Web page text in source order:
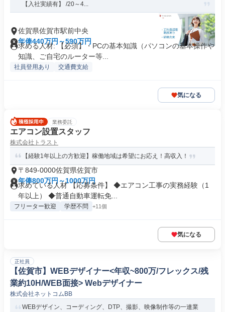
【入社実績有】 /20～4...
佐賀県佐賀市駅前中央
年俸440万円～590万円
求める人材: 【必須】・PCの基本知識（パソコンの基本操作や
知識、ご自宅のルーター等...
社員登用あり 交通費支給
気になる
業務委託
エアコン設置スタッフ
株式会社トラスト
【経験1年以上の方歓迎】稼働地域は希望にお応え！高収入！
〒849-0000佐賀県佐賀市
年俸800万円～1000万円
求めている人材 【応募条件】 ◆エアコン工事の実務経験（1
年以上） ◆普通自動車運転免...
フリーター歓迎 学歴不問 +11個
気になる
正社員
【佐賀市】WEBデザイナー<年収~800万/フレックス/残
業約10H/WEB面接> Webデザイナー
株式会社ネットコムBB
WEBデザイン、コーディング、DTP、撮影、映像制作等の一連業